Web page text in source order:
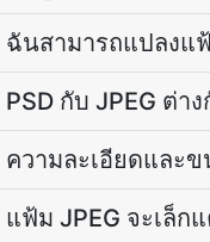
ฉันสามารถแปลงแ
PSD กับ JPEG ต่า
ความละเอียดและ
แฟ้ม JPEG จะเล็ก